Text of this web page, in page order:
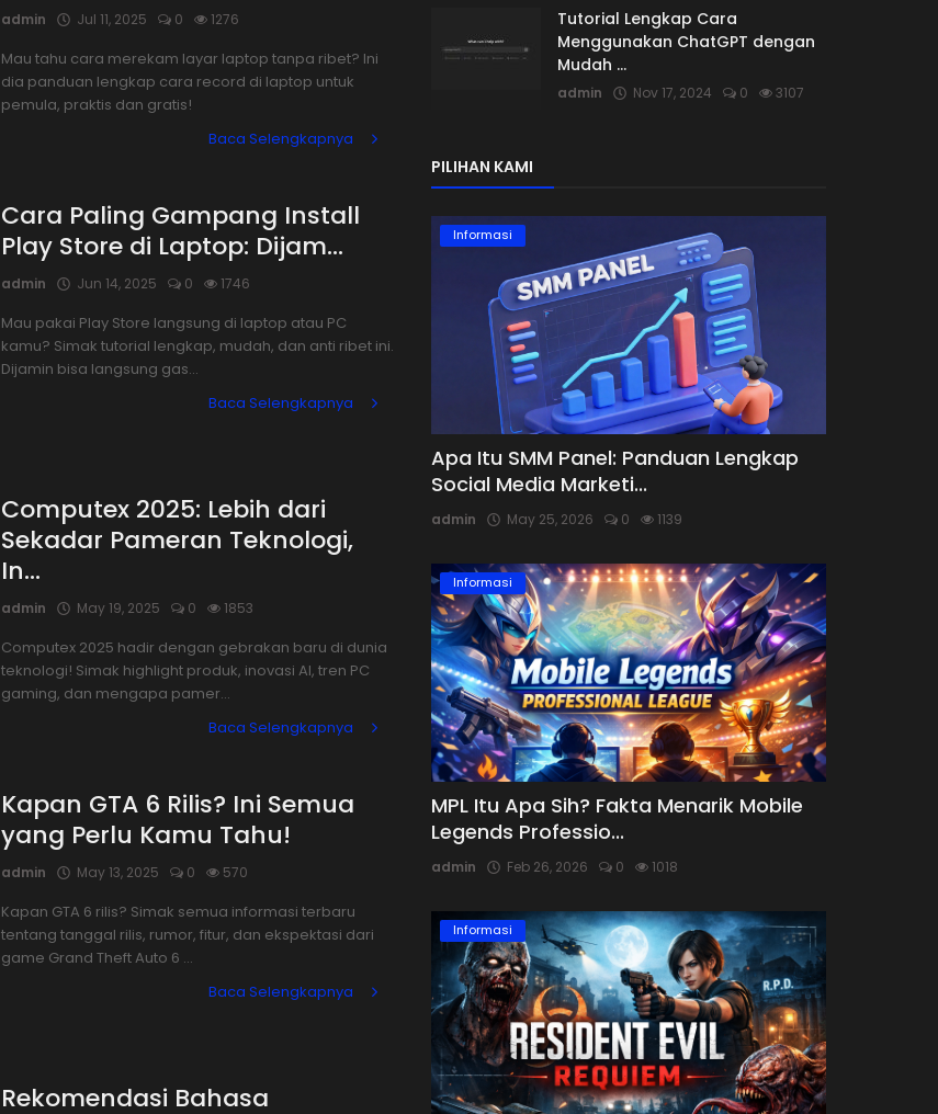
admin Jul 11, 2025 0 1276
Mau tahu cara merekam layar laptop tanpa ribet? Ini
dia panduan lengkap cara record di laptop untuk
pemula, praktis dan gratis!
Baca Selengkapnya
Cara Paling Gampang Install
Play Store di Laptop: Dijam...
admin Jun 14, 2025 0 1746
Mau pakai Play Store langsung di laptop atau PC
kamu? Simak tutorial lengkap, mudah, dan anti ribet ini.
Dijamin bisa langsung gas...
Baca Selengkapnya
Computex 2025: Lebih dari
Sekadar Pameran Teknologi,
In...
admin May 19, 2025 0 1853
Computex 2025 hadir dengan gebrakan baru di dunia
teknologi! Simak highlight produk, inovasi AI, tren PC
gaming, dan mengapa pamer...
Baca Selengkapnya
Kapan GTA 6 Rilis? Ini Semua
yang Perlu Kamu Tahu!
admin May 13, 2025 0 570
Kapan GTA 6 rilis? Simak semua informasi terbaru
tentang tanggal rilis, rumor, fitur, dan ekspektasi dari
game Grand Theft Auto 6 ...
Baca Selengkapnya
Rekomendasi Bahasa
Tutorial Lengkap Cara
Menggunakan ChatGPT dengan
Mudah ...
admin Nov 17, 2024 0 3107
PILIHAN KAMI
Informasi
Apa Itu SMM Panel: Panduan Lengkap
Social Media Marketi...
admin May 25, 2026 0 1139
Informasi
MPL Itu Apa Sih? Fakta Menarik Mobile
Legends Professio...
admin Feb 26, 2026 0 1018
Informasi